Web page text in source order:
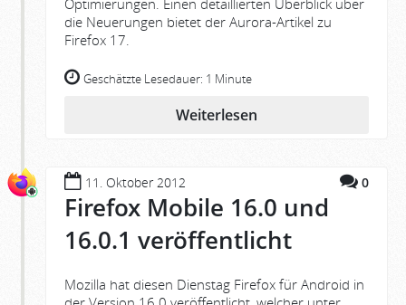
die Neuerungen bietet der Aurora-Artikel zu
Firefox 17.
Geschätzte Lesedauer: 1 Minute
Weiterlesen
11. Oktober 2012 0
Firefox Mobile 16.0 und
16.0.1 veröffentlicht
Mozilla hat diesen Dienstag Firefox für Android in